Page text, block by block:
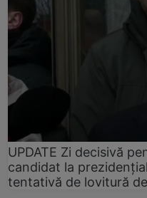
UPDATE Zi decisivă
candidat la
tentativă de lovitură